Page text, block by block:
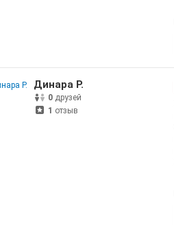
Динара Р.
0 друзей
1 отзыв